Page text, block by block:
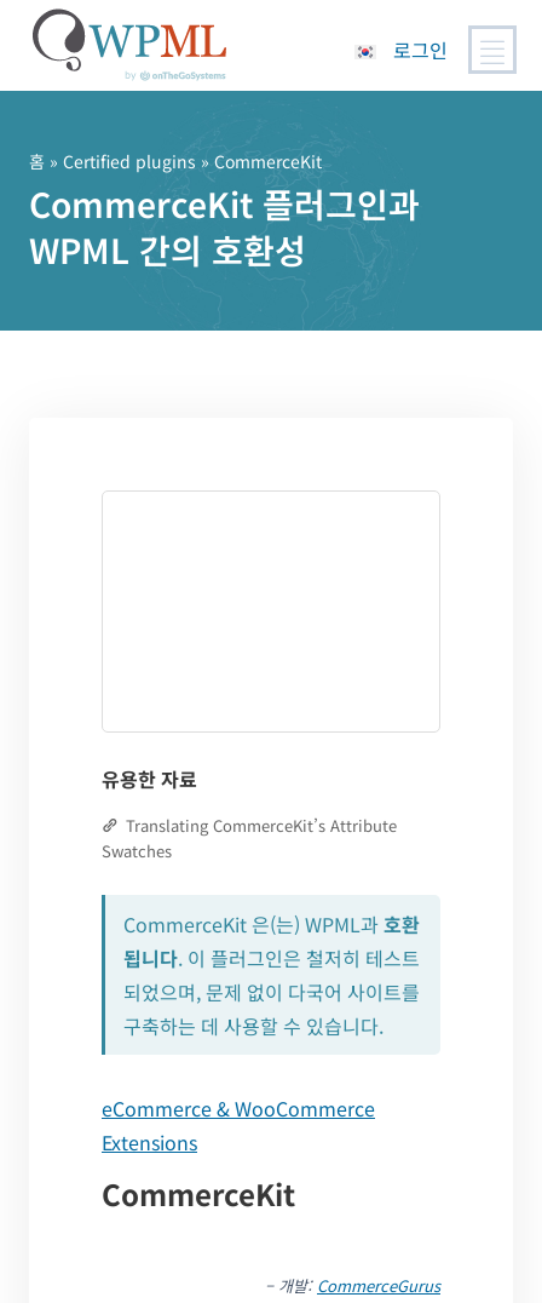
로그인
홈 » Certified plugins » CommerceKit
CommerceKit 플러그인과
WPML 간의 호환성
유용한 자료
Translating CommerceKit’s Attribute
Swatches
CommerceKit 은(는) WPML과호환
됩니다. 이 플러그인은 철저히 테스트
되었으며, 문제 없이 다국어 사이트를
구축하는 데 사용할 수 있습니다.
eCommerce & WooCommerce
Extensions
CommerceKit
– 개발: CommerceGurus